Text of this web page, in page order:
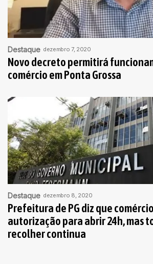
Destaque dezembro 7, 2020
Novo decreto permitirá
comércio em Ponta Grossa
Destaque dezembro 8, 2020
Prefeitura de PG diz que
autorização para abrir 24h, mas
recolher continua